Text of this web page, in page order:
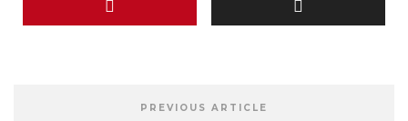
PREVIOUS ARTICLE